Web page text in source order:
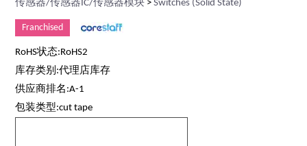
传感器/传感器IC/传感器模块 >Switches (Solid State)
Franchised
RoHS状态:RoHS2
库存类别:代理店库存
供应商排名:A-1
包装类型:cut tape